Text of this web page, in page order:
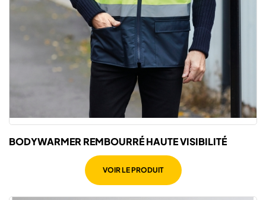
BODYWARMER REMBOURRÉ HAUTE VISIBILITÉ
VOIR LE PRODUIT